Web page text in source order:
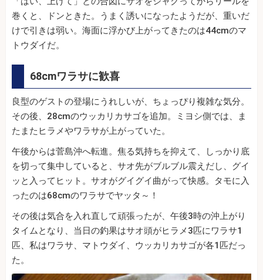
巻くと、ドンときた。うまく誘いになったようだが、重いだ
けで引きは弱い。海面に浮かび上がってきたのは44cmのマ
トウダイだ。
68cmワラサに歓喜
良型のゲストの登場にうれしいが、ちょっぴり複雑な気分。
その後、28cmのウッカリカサゴを追加。ミヨシ側では、ま
たまたヒラメやワラサが上がっていた。
午後からは菅島沖へ転進。焦る気持ちを抑えて、しっかり底
を切って集中していると、サオ先がブルブル震えだし、グイ
ッと入ってヒット。サオがグイグイ曲がって快感。タモに入
ったのは68cmのワラサでヤッタ～！
その後は気合を入れ直して頑張ったが、午後3時の沖上がり
タイムとなり、当日の釣果はサオ頭がヒラメ3匹にワラサ1
匹、私はワラサ、マトウダイ、ウッカリカサゴが各1匹だっ
た。